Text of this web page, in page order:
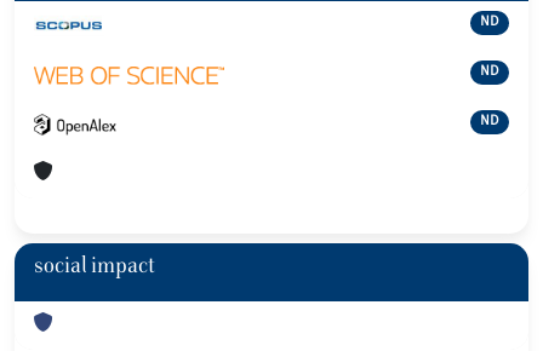
ND
ND
ND
social impact